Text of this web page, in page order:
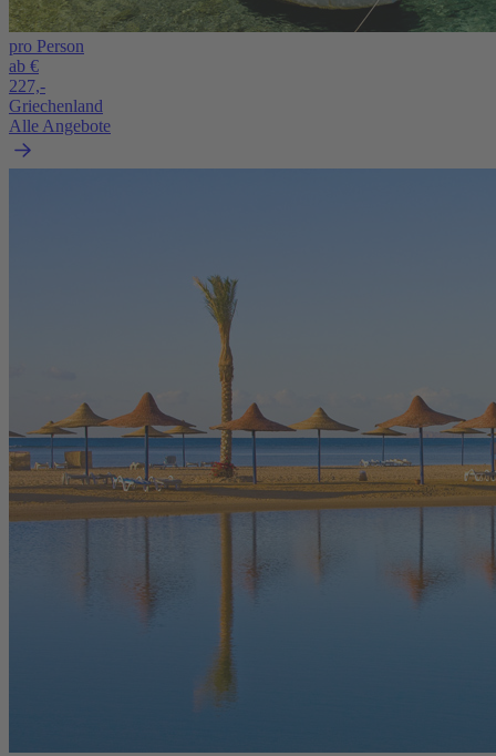
pro Person
ab €
227,-
Griechenland
Alle Angebote